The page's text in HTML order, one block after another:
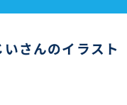
さんのイラスト